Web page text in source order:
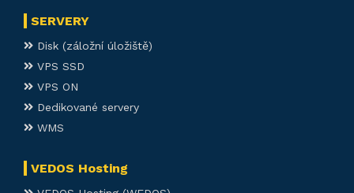
SERVERY
Disk (záložní úložiště)
VPS SSD
VPS ON
Dedikované servery
WMS
VEDOS Hosting